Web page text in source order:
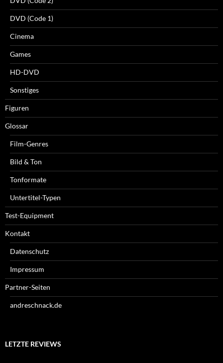
DVD (Code 1)
Cinema
Games
HD-DVD
Sonstiges
Figuren
Glossar
Film-Genres
Bild & Ton
Tonformate
Untertitel-Typen
Test-Equipment
Kontakt
Datenschutz
Impressum
Partner-Seiten
andreschnack.de
LETZTE REVIEWS